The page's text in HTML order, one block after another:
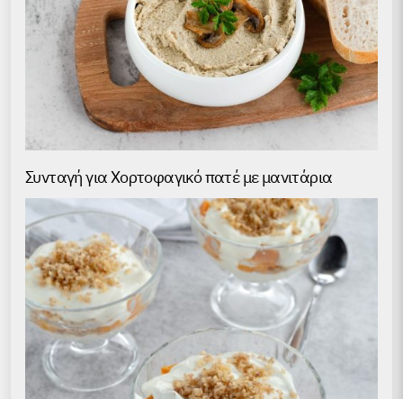
Συνταγή για Хορτοφαγικό πατέ με μανιτάρια